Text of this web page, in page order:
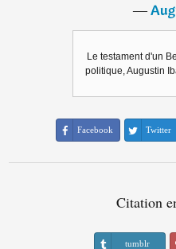
―
Le testament d'un
politique, Augustin
Facebook Twitter
Citation
tumblr